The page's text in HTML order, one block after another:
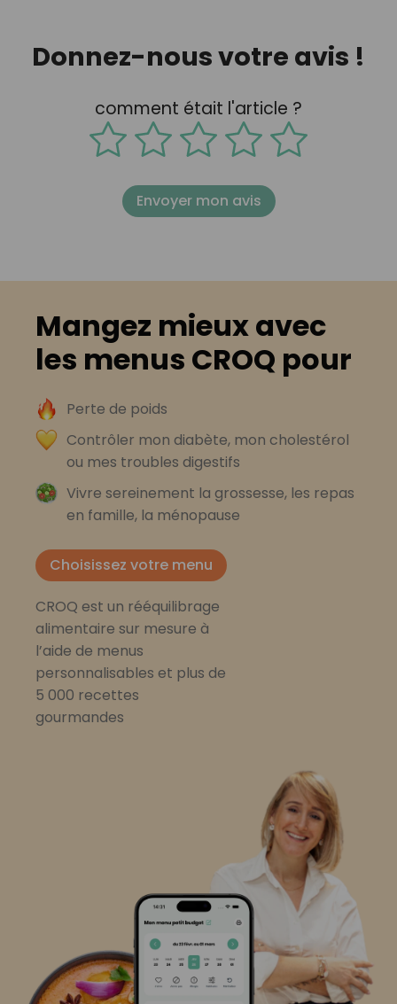
Donnez-nous votre avis !
comment était l'article ?
Envoyer mon avis
Mangez mieux avec
les menus CROQ pour
Perte de poids
Contrôler mon diabète, mon cholestérol
ou mes troubles digestifs
Vivre sereinement la grossesse, les repas
en famille, la ménopause
Choisissez votre menu
CROQ est un rééquilibrage
alimentaire sur mesure à
l’aide de menus
personnalisables et plus de
5 000 recettes
gourmandes